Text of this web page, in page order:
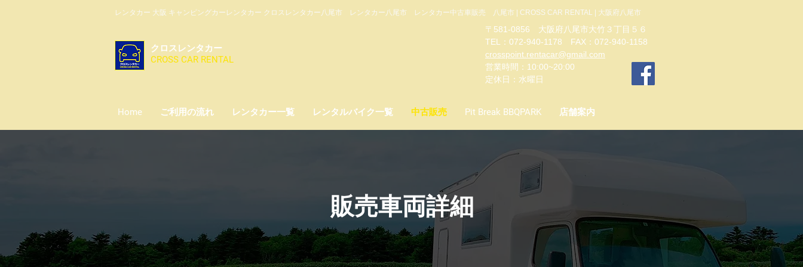
レンタカー 大阪 キャンピングカーレンタカー クロスレンタカー八尾市 レンタカー八尾市 レンタカー中古車販売 八尾市 | CROSS CAR RENTAL | 大阪府八尾市
クロスレンタカー
CROSS CAR RENTAL
〒581-0856 大阪府八尾市大竹３丁目５６
TEL：072-940-1178 FAX：072-940-1158
crosspoint.rentacar@gmail.com
営業時間：10:00~20:00
​定休日：水曜日
Home ご利用の流れ レンタカー一覧 レンタルバイク一覧 中古販売 Pit Break BBQPARK 店舗案内
販売車両詳細